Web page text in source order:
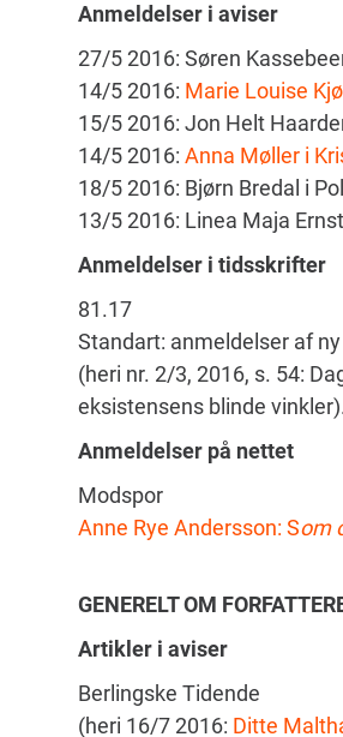
Anmeldelser i aviser
27/5 2016: Søren
14/5 2016: Marie Louise
15/5 2016: Jon Helt
14/5 2016: Anna Møller i
18/5 2016: Bjørn Bredal i
13/5 2016: Linea Maja
Anmeldelser i tidsskrifter
81.17
Standart: anmeldelser af
(heri nr. 2/3, 2016, s. 54:
eksistensens blinde
Anmeldelser på nettet
Modspor
Anne Rye Andersson: Som
GENERELT OM
Artikler i aviser
Berlingske Tidende
(heri 16/7 2016: Ditte